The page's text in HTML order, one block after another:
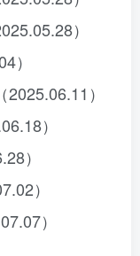
）
）
）
）
）
）
）